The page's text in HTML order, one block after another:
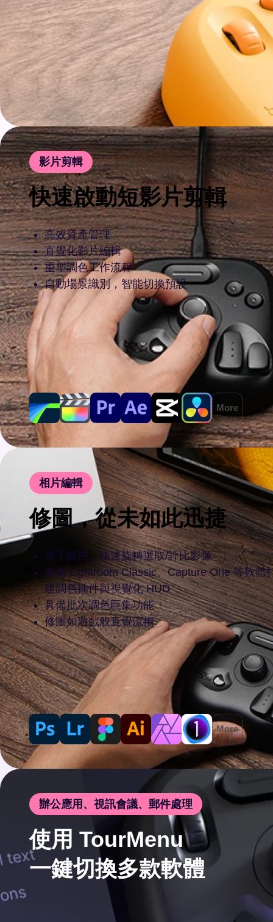
影片剪輯
快速啟動短影片剪輯
高效資產管理
直覺化影片編輯
重塑調色工作流程
自動場景識別，智能切換預設
More
相片編輯
修圖，從未如此迅捷
單手操控，快速旋轉選取/評比影像
專為 Lightroom Classic、Capture One 等軟體
建調色插件與視覺化 HUD
具備批次調色巨集功能
修圖如遊戲般直覺流暢
More
辦公應用、視訊會議、郵件處理
使用 TourMenu
一鍵切換多款軟體